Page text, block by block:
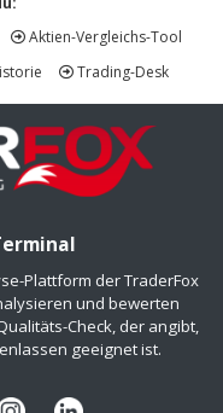
Aktien-Vergleichs-Tool
Trading-Desk
Plattform der TraderFox
und bewerten
Check, der angibt,
geeignet ist.